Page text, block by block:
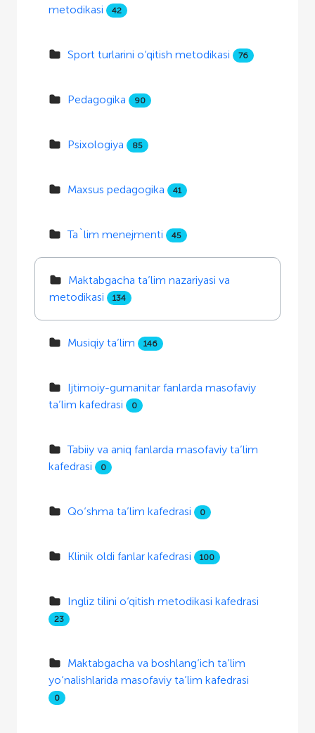
metodikasi
42
Sport turlarini o‘qitish metodikasi 76
Pedagogika 90
Psixologiya 85
Maxsus pedagogika 41
Ta`lim menejmenti 45
Maktabgacha ta’lim nazariyasi va
metodikasi
134
Musiqiy ta’lim 146
Ijtimoiy-gumanitar fanlarda masofaviy
ta’lim kafedrasi
0
Tabiiy va aniq fanlarda masofaviy ta’lim
kafedrasi
0
Qo‘shma ta’lim kafedrasi 0
Klinik oldi fanlar kafedrasi 100
Ingliz tilini o‘qitish metodikasi kafedrasi
23
Maktabgacha va boshlang‘ich ta’lim
yo‘nalishlarida masofaviy ta’lim kafedrasi
0